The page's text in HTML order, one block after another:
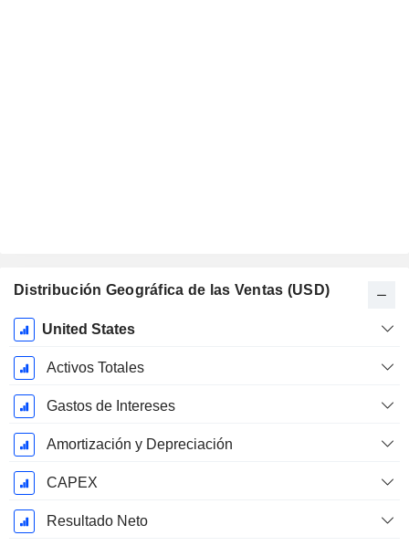
Distribución Geográfica de las Ventas (USD)
Período
fiscal:
Diciembre
United States
Activos Totales
Gastos de Intereses
Amortización y Depreciación
CAPEX
Resultado Neto